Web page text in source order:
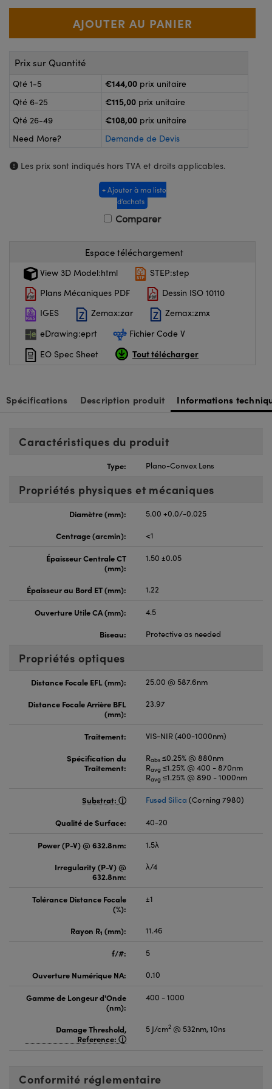
de Poche ou à Mesure Directe
: Caméras
Gratings™
Prix sur Quantité
Qté 1-5 €144,00 prix unitaire
Qté 6-25
€115,00 prix unitaire
Qté 26-49
€108,00 prix unitaire
Need More?
Demande de Devis
Les prix sont indiqués hors TVA et droits applicables.
+ Ajouter à ma liste
d’achats
Comparer
Espace téléchargement
View 3D Model:html
STEP:step
Plans Mécaniques PDF
Dessin ISO 10110
IGES
Zemax:zar
Zemax:zmx
eDrawing:eprt
Fichier Code V
EO Spec Sheet
Tout télécharger
Spécifications Description produit Informations
Caractéristiques du produit
Type: Plano-Convex Lens
Propriétés physiques et mécaniques
Diamètre (mm):
5.00 +0.0/-0.025
Centrage (arcmin):
<1
Épaisseur Centrale CT
(mm):
1.50 ±0.05
Épaisseur au Bord ET (mm): 1.22
Ouverture Utile CA (mm):
4.5
Biseau:
Protective as needed
Propriétés optiques
Distance Focale EFL (mm):
25.00 @ 587.6nm
Distance Focale Arrière BFL
(mm):
23.97
Traitement:
VIS-NIR (400-1000nm)
Spécification du
Traitement:
Rabs ≤0.25% @ 880nm
Ravg ≤1.25% @ 400 - 870nm
Ravg ≤1.25% @ 890 - 1000nm
Substrat: Fused Silica (Corning 7980)
Qualité de Surface: 40-20
Power (P-V) @ 632.8nm:
1.5λ
Irregularity (P-V) @
632.8nm:
λ/4
Tolérance Distance Focale
(%):
±1
Rayon R1 (mm): 11.46
f/#:
5
Ouverture Numérique NA:
0.10
Gamme de Longeur d'Onde
(nm):
400 - 1000
Damage Threshold,
Reference:
5 J/cm2 @ 532nm, 10ns
Conformité réglementaire